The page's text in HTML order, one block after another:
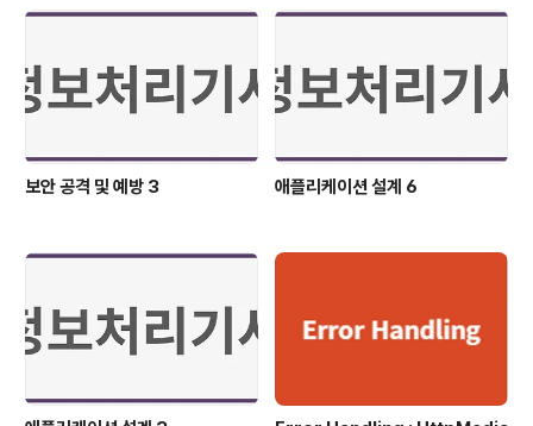
num = {1, 2, 3, 4, 5, 6, ..., 100}; 배열의 인덱스 배열이
보안 공격 및 예방 3 애플리케이션 설계 6